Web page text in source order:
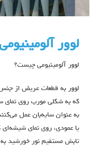
لوور
لوور آلومینیومی چیست؟
لوور به قطعات عریض از
که به شکلی مورب روی نمای
به عنوان سایه‌بان عمل
یا عمودی، روی نمای
تابش مستقیم نور خورشید